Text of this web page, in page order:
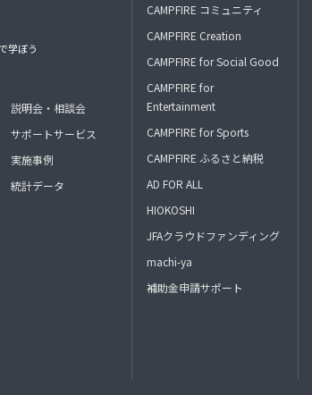
学ぼう
説明会・相談会
サポートサービス
実施事例
統計データ
CAMPFIRE コミュニティ
CAMPFIRE Creation
CAMPFIRE for Social Good
CAMPFIRE for
Entertainment
CAMPFIRE for Sports
CAMPFIRE ふるさと納税
AD FOR ALL
HIOKOSHI
JFAクラウドファンディング
machi-ya
補助金申請サポート